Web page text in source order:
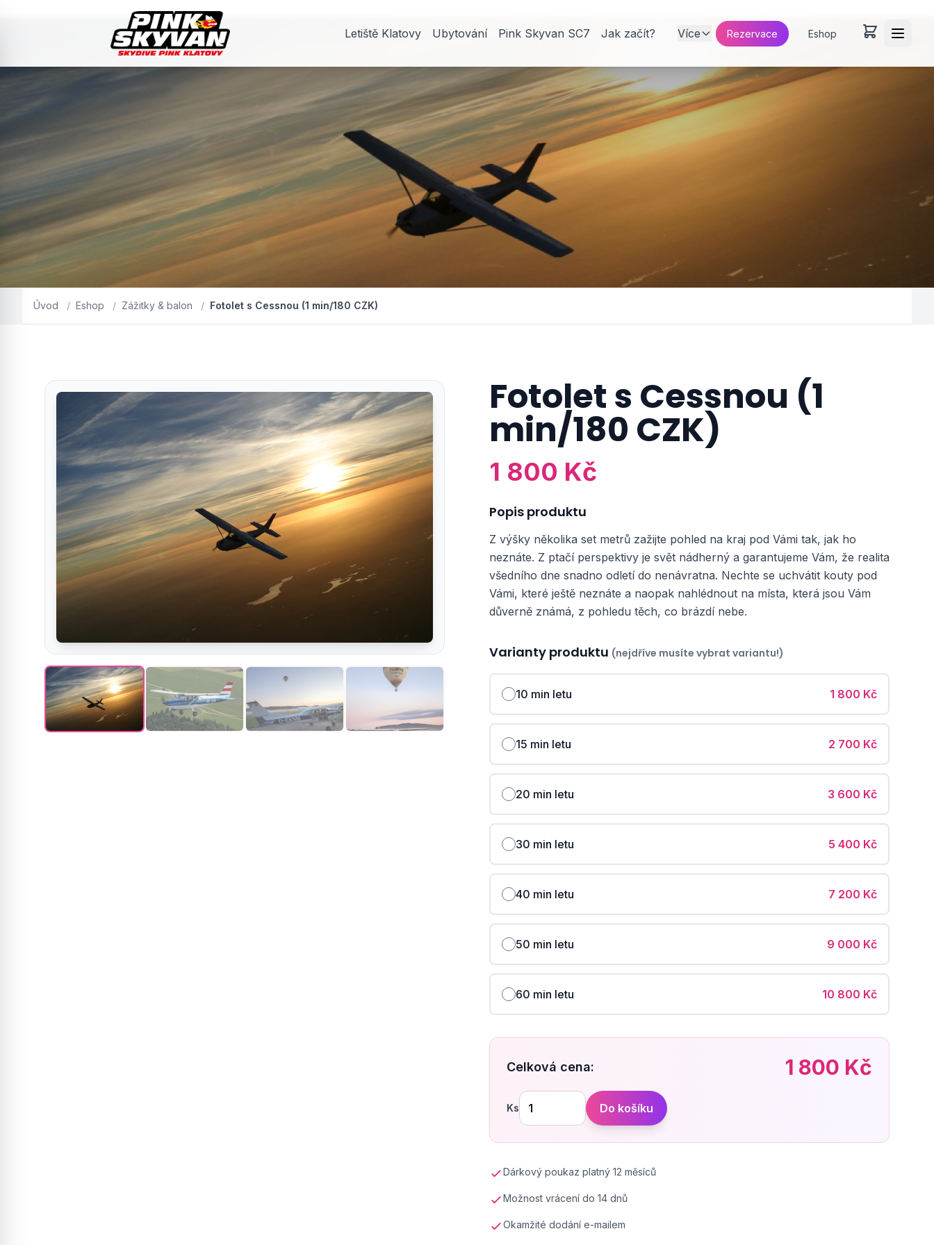
Letiště Klatovy Ubytování Pink Skyvan SC7 Jak začít? Více Rezervace Eshop
Úvod / Eshop / Zážitky & balon / Fotolet s Cessnou (1 min/180 CZK)
Fotolet s Cessnou (1
min/180 CZK)
1 800 Kč
Popis produktu
Z výšky několika set metrů zažijte pohled na kraj pod Vámi tak, jak ho
neznáte. Z ptačí perspektivy je svět nádherný a garantujeme Vám, že realita
všedního dne snadno odletí do nenávratna. Nechte se uchvátit kouty pod
Vámi, které ještě neznáte a naopak nahlédnout na místa, která jsou Vám
důverně známá, z pohledu těch, co brázdí nebe.
Varianty produktu (nejdříve musíte vybrat variantu!)
10 min letu 1 800 Kč
15 min letu 2 700 Kč
20 min letu 3 600 Kč
30 min letu 5 400 Kč
40 min letu 7 200 Kč
50 min letu 9 000 Kč
60 min letu 10 800 Kč
Celková cena: 1 800 Kč
Ks Do košíku
Dárkový poukaz platný 12 měsíců
Možnost vrácení do 14 dnů
Okamžité dodání e-mailem